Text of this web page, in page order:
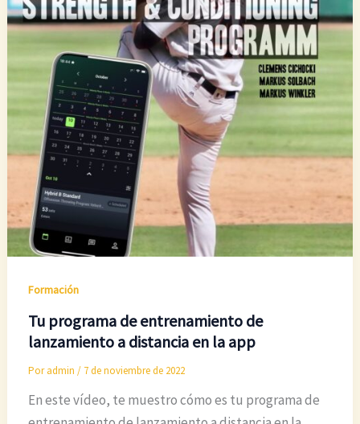
Formación
Tu programa de entrenamiento de
lanzamiento a distancia en la app
Poradmin / 7 de noviembre de 2022
En este vídeo, te muestro cómo es tu programa de